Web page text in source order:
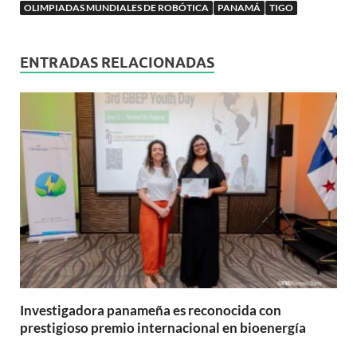
OLIMPIADAS MUNDIALES DE ROBÓTICA
PANAMÁ TIGO
ENTRADAS RELACIONADAS
Investigadora panameña es reconocida con
prestigioso premio internacional en bioenergía